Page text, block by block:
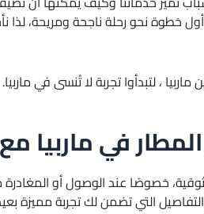
خطوة نحو رحلة ناجحة ومريحة،
، لتبدأوا تجربة لا تُنسى في ماربيا.
في ماربيا
خصوصًا عند الوصول أو المغادرة
التي تضمن لك تجربة مميزة